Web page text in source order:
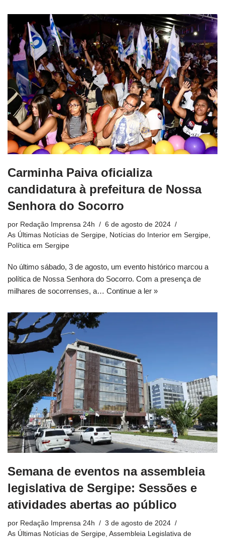
Carminha Paiva oficializa
candidatura à prefeitura de Nossa
Senhora do Socorro
por Redação Imprensa 24h
6 de agosto de 2024
As Últimas Notícias de Sergipe, Notícias do Interior em Sergipe,
Política em Sergipe
No último sábado, 3 de agosto, um evento histórico marcou a
política de Nossa Senhora do Socorro. Com a presença de
milhares de socorrenses, a… Continue a ler »
Semana de eventos na assembleia
legislativa de Sergipe: Sessões e
atividades abertas ao público
por Redação Imprensa 24h
3 de agosto de 2024
As Últimas Notícias de Sergipe Assembleia Legislativa de